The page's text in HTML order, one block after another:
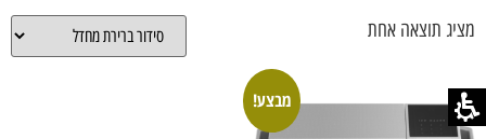
מציג תוצאה אחת
מבצע!